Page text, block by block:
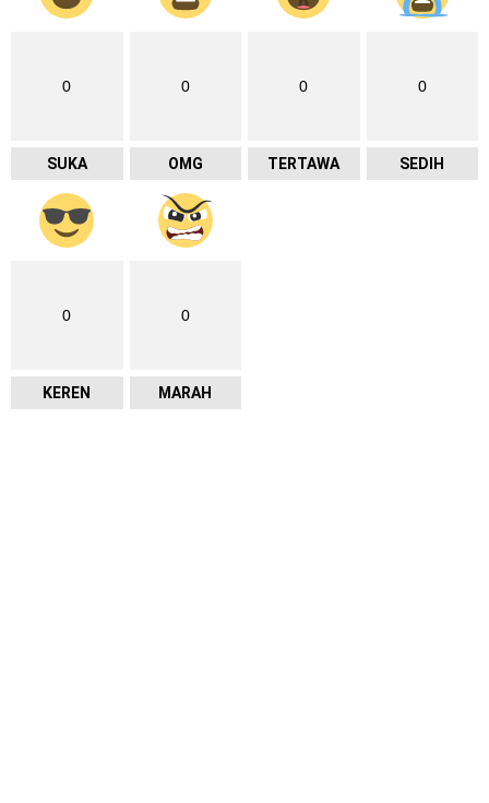
0
SUKA
0
OMG
0
TERTAWA
0
SEDIH
0
KEREN
0
MARAH